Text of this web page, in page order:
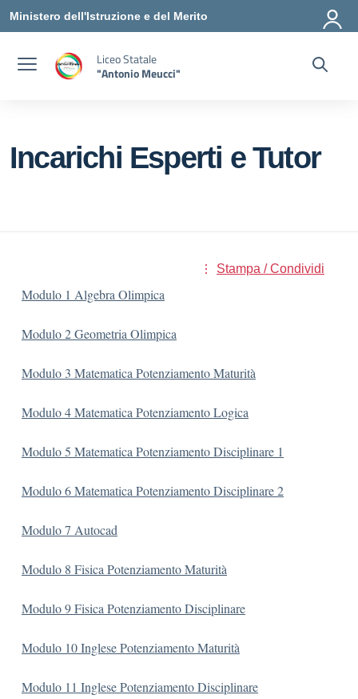
Ministero dell'Istruzione e del Merito
Liceo Statale
"Antonio Meucci"
Incarichi Esperti e Tutor
Stampa / Condividi
Modulo 1 Algebra Olimpica
Modulo 2 Geometria Olimpica
Modulo 3 Matematica Potenziamento Maturità
Modulo 4 Matematica Potenziamento Logica
Modulo 5 Matematica Potenziamento Disciplinare 1
Modulo 6 Matematica Potenziamento Disciplinare 2
Modulo 7 Autocad
Modulo 8 Fisica Potenziamento Maturità
Modulo 9 Fisica Potenziamento Disciplinare
Modulo 10 Inglese Potenziamento Maturità
Modulo 11 Inglese Potenziamento Disciplinare